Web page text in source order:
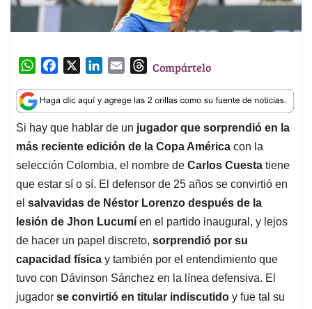
W
a
t
s
A
p
p
c
e
b
o
o
k
n
k
e
d
I
n
a
i
l
T
r
e
a
d
s
Compártelo
Si hay que hablar de un jugador que sorprendió en la
más reciente edición de la Copa América con la
selección Colombia, el nombre de Carlos Cuesta tiene
que estar sí o sí. El defensor de 25 años se convirtió en
el salvavidas de Néstor Lorenzo después de la
lesión de Jhon Lucumí en el partido inaugural, y lejos
de hacer un papel discreto, sorprendió por su
capacidad física y también por el entendimiento que
tuvo con Dávinson Sánchez en la línea defensiva. El
jugador se convirtió en titular indiscutido y fue tal su